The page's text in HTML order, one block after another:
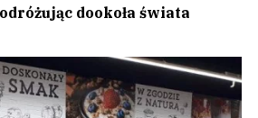
dookoła świata